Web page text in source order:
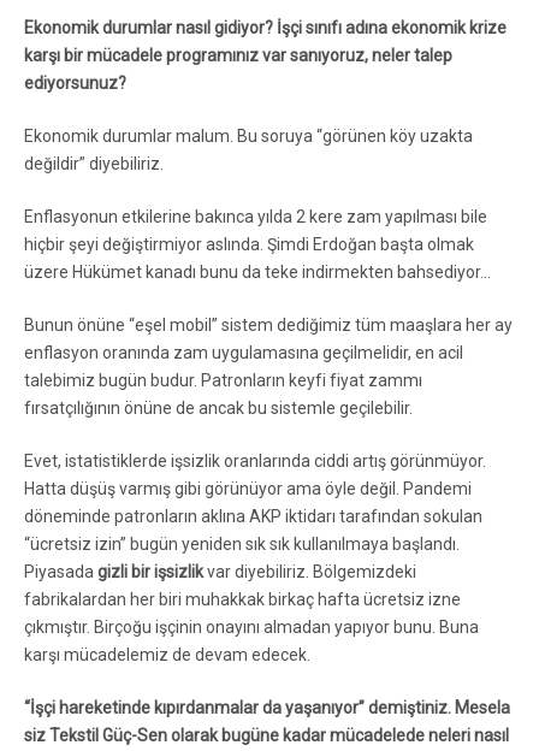
Ekonomik durumlar nasıl gidiyor? İşçi sınıfı adına ekonomik krize
karşı bir mücadele programınız var sanıyoruz, neler talep
ediyorsunuz?
Ekonomik durumlar malum. Bu soruya “görünen köy uzakta
değildir” diyebiliriz.
Enflasyonun etkilerine bakınca yılda 2 kere zam yapılması bile
hiçbir şeyi değiştirmiyor aslında. Şimdi Erdoğan başta olmak
üzere Hükümet kanadı bunu da teke indirmekten bahsediyor…
Bunun önüne “eşel mobil” sistem dediğimiz tüm maaşlara her ay
enflasyon oranında zam uygulamasına geçilmelidir, en acil
talebimiz bugün budur. Patronların keyfi fiyat zammı
fırsatçılığının önüne de ancak bu sistemle geçilebilir.
Evet, istatistiklerde işsizlik oranlarında ciddi artış görünmüyor.
Hatta düşüş varmış gibi görünüyor ama öyle değil. Pandemi
döneminde patronların aklına AKP iktidarı tarafından sokulan
“ücretsiz izin” bugün yeniden sık sık kullanılmaya başlandı.
Piyasada gizli bir işsizlikvar diyebiliriz. Bölgemizdeki
fabrikalardan her biri muhakkak birkaç hafta ücretsiz izne
çıkmıştır. Birçoğu işçinin onayını almadan yapıyor bunu. Buna
karşı mücadelemiz de devam edecek.
“İşçi hareketinde kıpırdanmalar da yaşanıyor” demiştiniz. Mesela
siz Tekstil Güç-Sen olarak bugüne kadar mücadelede neleri nasıl